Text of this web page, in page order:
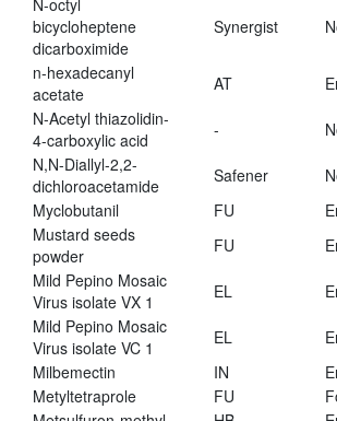
N-octyl
bicycloheptene
dicarboximide
Synergist
n-hexadecanyl
acetate
AT
N-Acetyl thiazolidin-
4-carboxylic acid
-
N,N-Diallyl-2,2-
dichloroacetamide
Safener
Myclobutanil
FU
Mustard seeds
powder
FU
Mild Pepino Mosaic
Virus isolate VX 1
EL
Mild Pepino Mosaic
Virus isolate VC 1
EL
Milbemectin
IN
Metyltetraprole
FU